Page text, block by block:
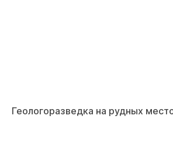
Геологоразведка на рудных